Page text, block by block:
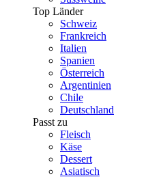
Top Länder
Schweiz
Frankreich
Italien
Spanien
Österreich
Argentinien
Chile
Deutschland
Passt zu
Fleisch
Käse
Dessert
Asiatisch